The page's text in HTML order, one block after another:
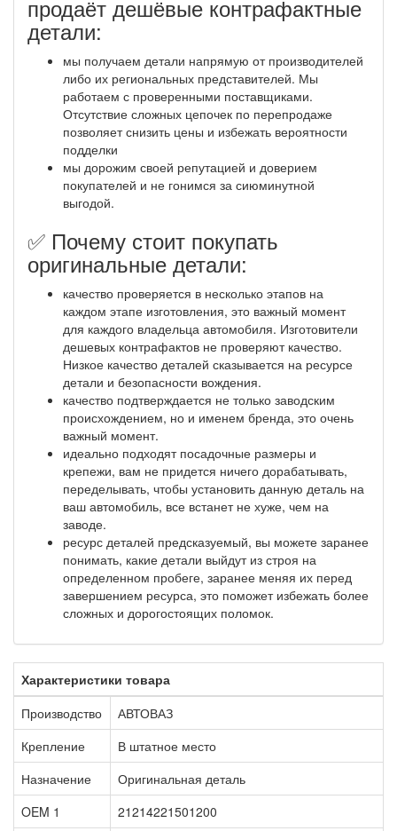
продаёт дешёвые контрафактные
детали:
мы получаем детали напрямую от производителей
либо их региональных представителей. Мы
работаем с проверенными поставщиками.
Отсутствие сложных цепочек по перепродаже
позволяет снизить цены и избежать вероятности
подделки
мы дорожим своей репутацией и доверием
покупателей и не гонимся за сиюминутной
выгодой.
✅ Почему стоит покупать
оригинальные детали:
качество проверяется в несколько этапов на
каждом этапе изготовления, это важный момент
для каждого владельца автомобиля. Изготовители
дешевых контрафактов не проверяют качество.
Низкое качество деталей сказывается на ресурсе
детали и безопасности вождения.
качество подтверждается не только заводским
происхождением, но и именем бренда, это очень
важный момент.
идеально подходят посадочные размеры и
крепежи, вам не придется ничего дорабатывать,
переделывать, чтобы установить данную деталь на
ваш автомобиль, все встанет не хуже, чем на
заводе.
ресурс деталей предсказуемый, вы можете заранее
понимать, какие детали выйдут из строя на
определенном пробеге, заранее меняя их перед
завершением ресурса, это поможет избежать более
сложных и дорогостоящих поломок.
Характеристики товара
Производство
АВТОВАЗ
Крепление
В штатное место
Назначение
Оригинальная деталь
OEM 1
21214221501200